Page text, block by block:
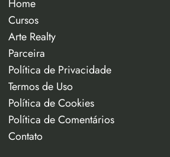
Home
Cursos
Arte Realty
Parceira
Política de Privacidade
Termos de Uso
Política de Cookies
Política de Comentários
Contato